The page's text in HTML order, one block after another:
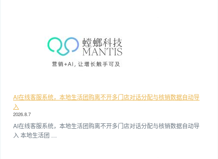
AI在线客服系统，本地生活团购离不开多门店对话分配与核销数据自动导
入
2026.8.7
AI在线客服系统，本地生活团购离不开多门店对话分配与核销数据自动导
入 本地生活团 …